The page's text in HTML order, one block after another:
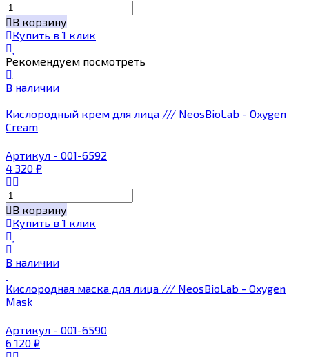
В корзину
Купить в 1 клик
Рекомендуем посмотреть
В наличии
Кислородный крем для лица /// NeosBioLab - Oxygen
Cream
Артикул - 001-6592
4 320 ₽
В корзину
Купить в 1 клик
В наличии
Кислородная маска для лица /// NeosBioLab - Oxygen
Mask
Артикул - 001-6590
6 120 ₽